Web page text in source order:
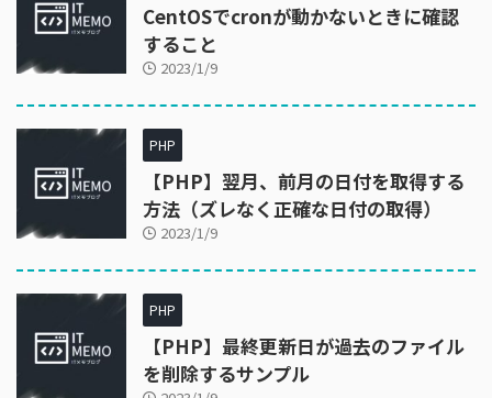
CentOSでcronが動かないときに確認
すること
2023/1/9
PHP
【PHP】翌月、前月の日付を取得する
方法（ズレなく正確な日付の取得）
2023/1/9
PHP
【PHP】最終更新日が過去のファイル
を削除するサンプル